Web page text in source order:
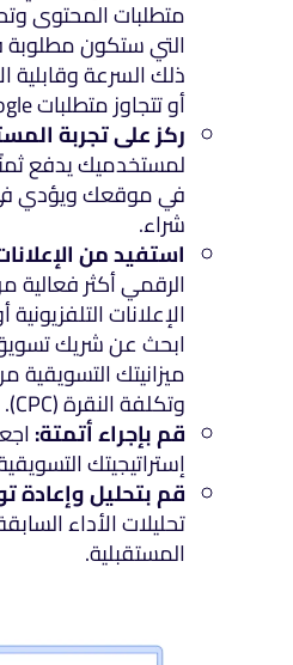
التي ستكون
ذلك السرعة وقابلية
أو تتجاوز متطلبات Google.
ركز على تجربة
لمستخدميك يدفع
في موقعك ويؤدي في
شراء.
استفيد من
الرقمي أكثر
الإعلانات
ابحث عن شريك
ميزانيتك التسويقية
وتكلفة النقرة (CPC).
قم بإجراء أتمتة:
إستراتيجيتك
قم بتحليل وإعادة
تحليلات الأداء
المستقبلية.